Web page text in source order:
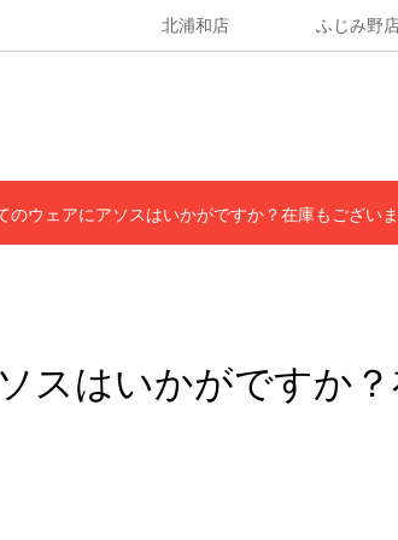
北浦和店 ふじみ野
のウェアにアソスはいかがですか？在庫もございま
スはいかがですか